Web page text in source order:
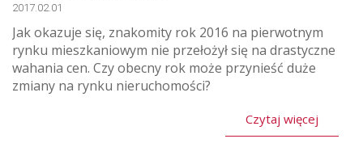
2017.02.01
Jak okazuje się, znakomity rok 2016 na pierwotnym
rynku mieszkaniowym nie przełożył się na drastyczne
wahania cen. Czy obecny rok może przynieść duże
zmiany na rynku nieruchomości?
Czytaj więcej